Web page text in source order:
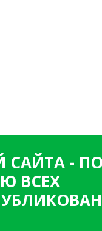
САЙТА -
ВСЕХ